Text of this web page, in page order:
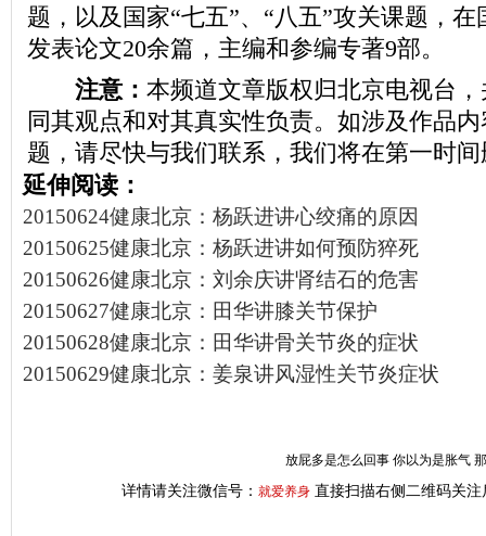
题，以及国家“七五”、“八五”攻关课题，
发表论文20余篇，主编和参编专著9部。
注意： 本频道文章版权归北京电视台
同其观点和对其真实性负责。如涉及作品
题，请尽快与我们联系，我们将在第一时
延伸阅读：
20150624健康北京：杨跃进讲心绞痛的原因
20150625健康北京：杨跃进讲如何预防猝死
20150626健康北京：刘余庆讲肾结石的危害
20150627健康北京：田华讲膝关节保护
20150628健康北京：田华讲骨关节炎的症状
20150629健康北京：姜泉讲风湿性关节炎症状
放屁多是怎么回事 你以为是胀气
详情请关注微信号： 就爱养身 直接扫描右侧二维码关注